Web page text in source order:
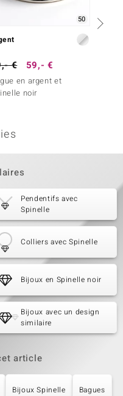
50
€ 59,- €
en argent et
noir
Pendentifs avec
Spinelle
Colliers avec Spinelle
Bijoux en Spinelle noir
Bijoux avec un design
similaire
article
Bijoux Spinelle Bagues